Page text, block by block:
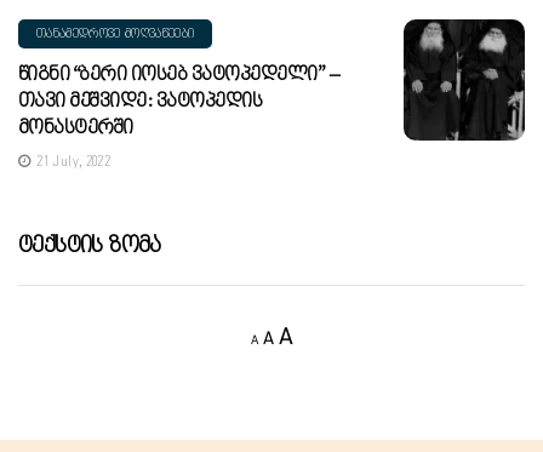
ᲗᲐᲜᲐᲛᲔᲓᲠᲝᲕᲔ ᲛᲝᲦᲕᲐᲬᲔᲔᲑᲘ
Წიგნი “ბერი Იოსებ Ვატოპედელი” –
Თავი Მეშვიდე: Ვატოპედის
Მონასტერში
21 July, 2022
Ტექსტის Ზომა
A
Decrease
A Reset
AIncrease